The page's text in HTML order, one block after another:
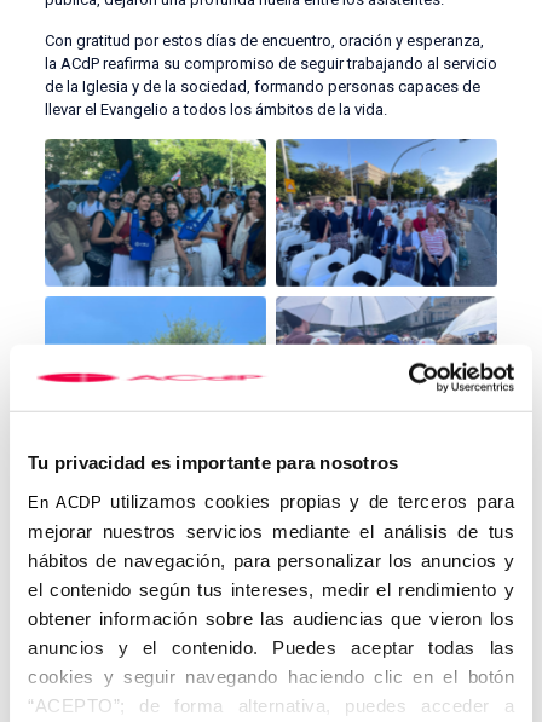
Tu privacidad es importante para nosotros
En ACDP utilizamos cookies propias y de terceros para
mejorar nuestros servicios mediante el análisis de tus
hábitos de navegación, para personalizar los anuncios y
el contenido según tus intereses, medir el rendimiento y
obtener información sobre las audiencias que vieron los
anuncios y el contenido. Puedes aceptar todas las
cookies y seguir navegando haciendo clic en el botón
“ACEPTO”; de forma alternativa, puedes acceder a
Con gratitud por estos días de encuentro, oración y esperanza,
la ACdP reafirma su compromiso de seguir trabajando al servicio
de la Iglesia y de la sociedad, formando personas capaces de
llevar el Evangelio a todos los ámbitos de la vida.